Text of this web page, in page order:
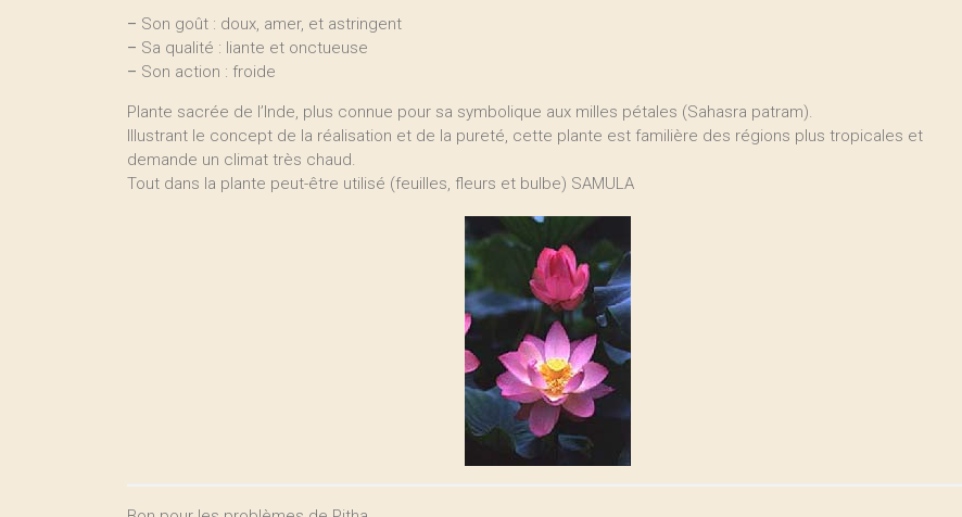
– Son goût : doux, amer, et astringent
– Sa qualité : liante et onctueuse
– Son action : froide
Plante sacrée de l’Inde, plus connue pour sa symbolique aux milles pétales (Sahasra patram).
Illustrant le concept de la réalisation et de la pureté, cette plante est familière des régions plus tropicales et
demande un climat très chaud.
Tout dans la plante peut-être utilisé (feuilles, fleurs et bulbe) SAMULA